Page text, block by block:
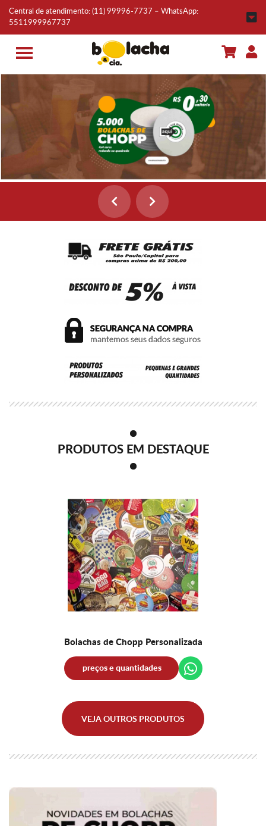
Central de atendimento: (11) 99996-7737 – WhatsApp:
5511999967737
Toggle Menu
PRODUTOS EM DESTAQUE
Bolachas de Chopp Personalizada
preços e quantidades orçamento
VEJA OUTROS PRODUTOS